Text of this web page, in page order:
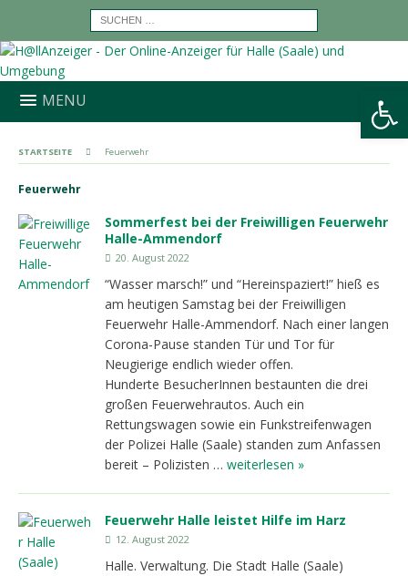
Werkzeugleiste öffnen
MENU
STARTSEITE Feuerwehr
Feuerwehr
Sommerfest bei der Freiwilligen Feuerwehr
Halle-Ammendorf
20. August 2022
“Wasser marsch!” und “Hereinspaziert!” hieß es
am heutigen Samstag bei der Freiwilligen
Feuerwehr Halle-Ammendorf. Nach einer langen
Corona-Pause standen Tür und Tor für
Neugierige endlich wieder offen.
Hunderte BesucherInnen bestaunten die drei
großen Feuerwehrautos. Auch ein
Rettungswagen sowie ein Funkstreifenwagen
der Polizei Halle (Saale) standen zum Anfassen
bereit – Polizisten … weiterlesen »
Feuerwehr Halle leistet Hilfe im Harz
12. August 2022
Halle. Verwaltung. Die Stadt Halle (Saale)